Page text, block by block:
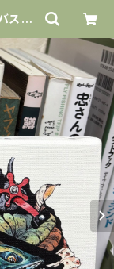
スア